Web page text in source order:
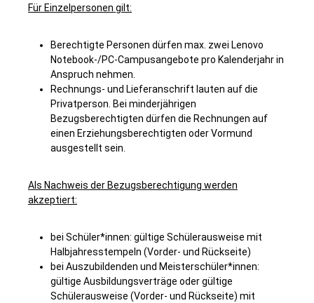
Für Einzelpersonen gilt:
Berechtigte Personen dürfen max. zwei Lenovo
Notebook-/PC-Campusangebote pro Kalenderjahr in
Anspruch nehmen.
Rechnungs- und Lieferanschrift lauten auf die
Privatperson. Bei minderjährigen
Bezugsberechtigten dürfen die Rechnungen auf
einen Erziehungsberechtigten oder Vormund
ausgestellt sein.
Als Nachweis der Bezugsberechtigung werden
akzeptiert:
bei Schüler*innen: gültige Schülerausweise mit
Halbjahresstempeln (Vorder- und Rückseite)
bei Auszubildenden und Meisterschüler*innen:
gültige Ausbildungsverträge oder gültige
Schülerausweise (Vorder- und Rückseite) mit